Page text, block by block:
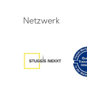
Netzwerk